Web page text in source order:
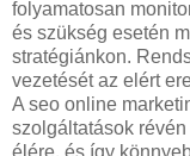
folyamatosan
és szükség esetén
stratégiánkon.
vezetését az elért
A seo online
szolgáltatások
élére, és így